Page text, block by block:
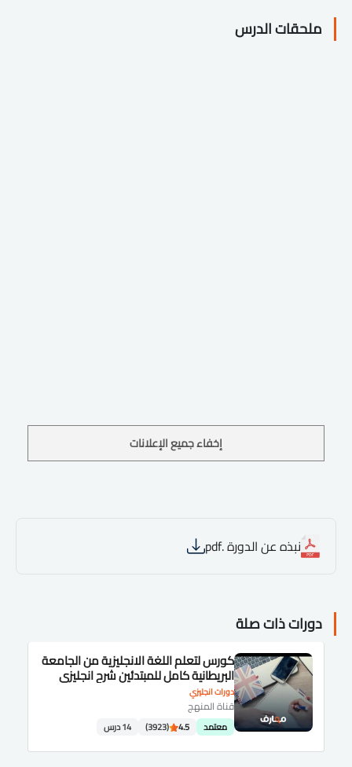
ملحقات الدرس
إخفاء جميع الإعلانات
نبذه عن الدورة .pdf
دورات ذات صلة
دورات انجليزي
كورس لتعلم اللغة الانجليزية من الجامعة
البريطانية كامل للمبتدئين شرح انجليزى
قناة المنهج
معتمد 4.5
(3923) 14 درس